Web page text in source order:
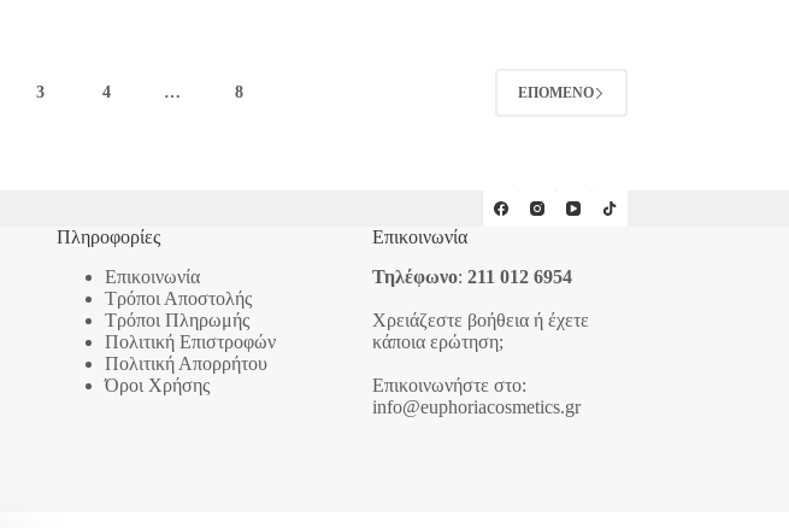
3 4 … 8 ΕΠΌΜΕΝΟ
Πληροφορίες
Επικοινωνία
Τρόποι Αποστολής
Τρόποι Πληρωμής
Πολιτική Επιστροφών
Πολιτική Απορρήτου
Όροι Χρήσης
Επικοινωνία
Τηλέφωνο: 211 012 6954
Χρειάζεστε βοήθεια ή έχετε
κάποια ερώτηση;
Επικοινωνήστε στο:
info@euphoriacosmetics.gr